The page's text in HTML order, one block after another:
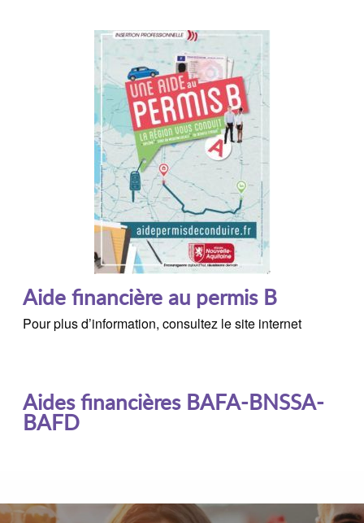
Aide financière au permis B
Pour plus d’information, consultez le site internet
Aides financières BAFA-BNSSA-
BAFD